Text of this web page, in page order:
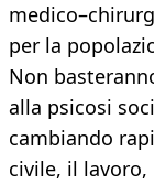
per la
Non
alla psicosi
cambiando
civile, il